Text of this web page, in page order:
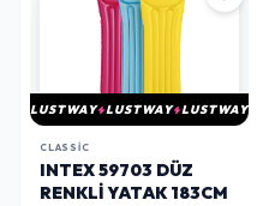
LUSTWAY LUSTWAY LUSTWAY
CLASSIC
INTEX 59703 DÜZ
RENKLI YATAK 183CM